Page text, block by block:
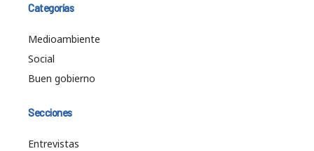
Categorías
Medioambiente
Social
Buen gobierno
Secciones
Entrevistas